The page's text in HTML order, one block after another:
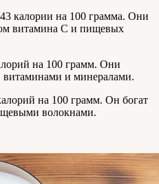
калории на 100 грамма. Они
витамина C и пищевых
на 100 грамм. Они
и минералами.
на 100 грамм. Он богат
волокнами.